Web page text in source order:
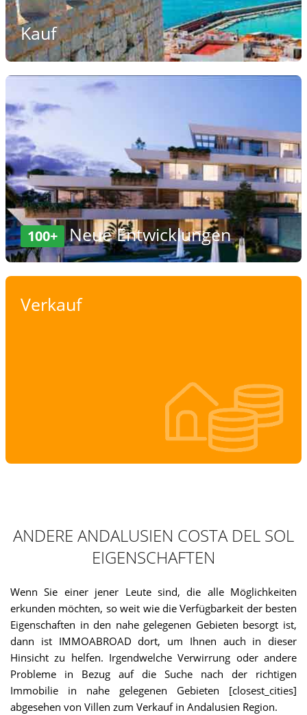
Kauf
100+ Neue Entwicklungen
Verkauf
ANDERE ANDALUSIEN COSTA DEL SOL
EIGENSCHAFTEN
Wenn Sie einer jener Leute sind, die alle Möglichkeiten
erkunden möchten, so weit wie die Verfügbarkeit der besten
Eigenschaften in den nahe gelegenen Gebieten besorgt ist,
dann ist IMMOABROAD dort, um Ihnen auch in dieser
Hinsicht zu helfen. Irgendwelche Verwirrung oder andere
Probleme in Bezug auf die Suche nach der richtigen
Immobilie in nahe gelegenen Gebieten [closest_cities]
abgesehen von Villen zum Verkauf in Andalusien Region.